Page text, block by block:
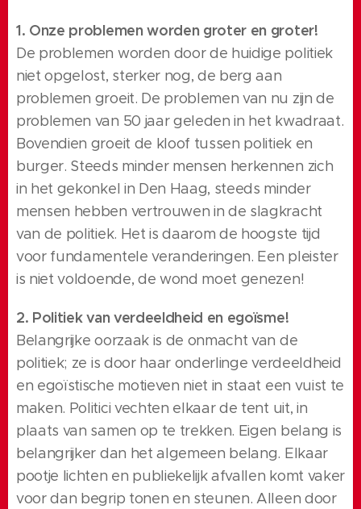
1. Onze problemen worden groter en groter!
De problemen worden door de huidige politiek
niet opgelost, sterker nog, de berg aan
problemen groeit. De problemen van nu zijn de
problemen van 50 jaar geleden in het kwadraat.
Bovendien groeit de kloof tussen politiek en
burger. Steeds minder mensen herkennen zich
in het gekonkel in Den Haag, steeds minder
mensen hebben vertrouwen in de slagkracht
van de politiek. Het is daarom de hoogste tijd
voor fundamentele veranderingen. Een pleister
is niet voldoende, de wond moet genezen!
2. Politiek van verdeeldheid en egoïsme!
Belangrijke oorzaak is de onmacht van de
politiek; ze is door haar onderlinge verdeeldheid
en egoïstische motieven niet in staat een vuist te
maken. Politici vechten elkaar de tent uit, in
plaats van samen op te trekken. Eigen belang is
belangrijker dan het algemeen belang. Elkaar
pootje lichten en publiekelijk afvallen komt vaker
voor dan begrip tonen en steunen. Alleen door